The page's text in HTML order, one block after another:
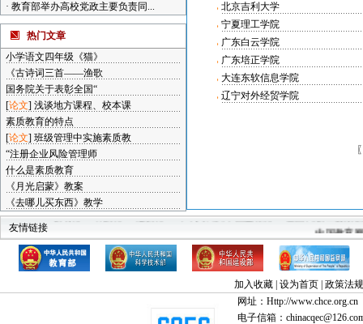
· 教育部举办高校党政主要负责同...
热门文章
小学语文四年级《猫》
《古诗词三首——渔歌
国务院关于表彰全国“
[论文] 浅谈地方课程、校本课
素质教育的特点
[论文] 班级管理中实施素质教
“注册企业风险管理师
什么是素质教育
《月光启蒙》教案
《去哪儿买东西》教学
北京吉利大学
宁夏理工学院
广东白云学院
广东培正学院
大连东软信息学院
辽宁对外经贸学院
友情链接
教育部 科技部 建设部 中华人民共和国监察部
全国高教工委素
中国教育
加入收藏| 设为首页| 政策法规
网址：Http://www.chce.org.cn
电子信箱：